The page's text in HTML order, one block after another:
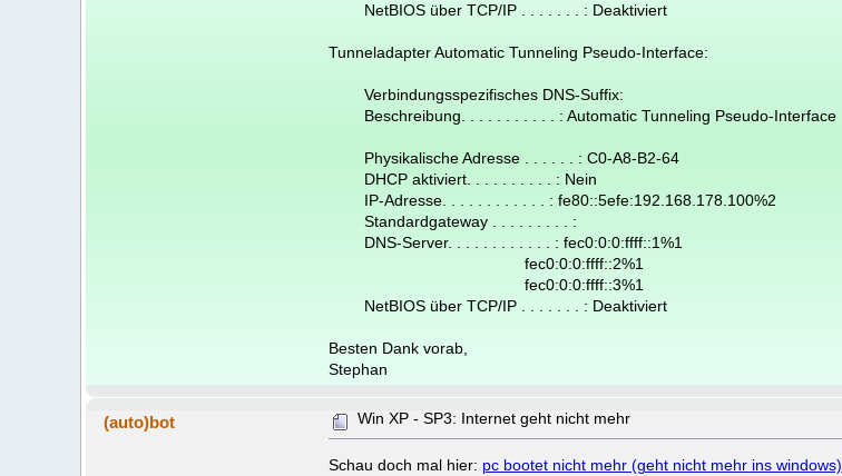
NetBIOS über TCP/IP . . . . . . . : Deaktiviert
Tunneladapter Automatic Tunneling Pseudo-Interface:
Verbindungsspezifisches DNS-Suffix:
Beschreibung. . . . . . . . . . . : Automatic Tunneling Pseudo-Interface
Physikalische Adresse . . . . . . : C0-A8-B2-64
DHCP aktiviert. . . . . . . . . . : Nein
IP-Adresse. . . . . . . . . . . . : fe80::5efe:192.168.178.100%2
Standardgateway . . . . . . . . . :
DNS-Server. . . . . . . . . . . . : fec0:0:0:ffff::1%1
fec0:0:0:ffff::2%1
fec0:0:0:ffff::3%1
NetBIOS über TCP/IP . . . . . . . : Deaktiviert
Besten Dank vorab,
Stephan
(auto)bot Win XP - SP3: Internet geht nicht mehr
Schau doch mal hier: pc bootet nicht mehr (geht nicht mehr ins windows)